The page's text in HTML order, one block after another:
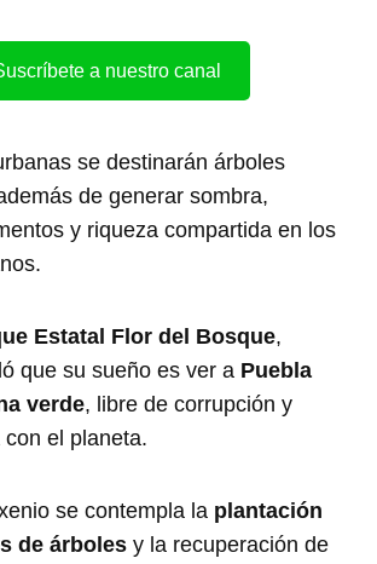
a nuestro canal
se destinarán árboles
de generar sombra,
y riqueza compartida en los
Estatal Flor del Bosque,
que su sueño es ver a Puebla
verde, libre de corrupción y
el planeta.
se contempla la plantación
de árboles y la recuperación de